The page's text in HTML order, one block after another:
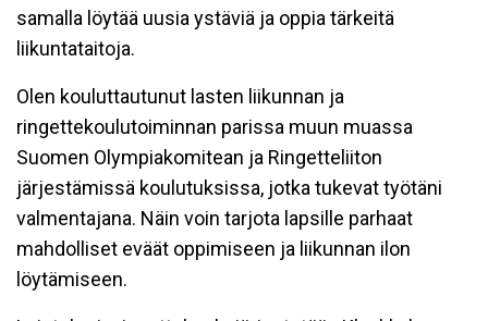
samalla löytää uusia ystäviä ja oppia tärkeitä
liikuntataitoja.
Olen kouluttautunut lasten liikunnan ja
ringettekoulutoiminnan parissa muun muassa
Suomen Olympiakomitean ja Ringetteliiton
järjestämissä koulutuksissa, jotka tukevat työtäni
valmentajana. Näin voin tarjota lapsille parhaat
mahdolliset eväät oppimiseen ja liikunnan ilon
löytämiseen.